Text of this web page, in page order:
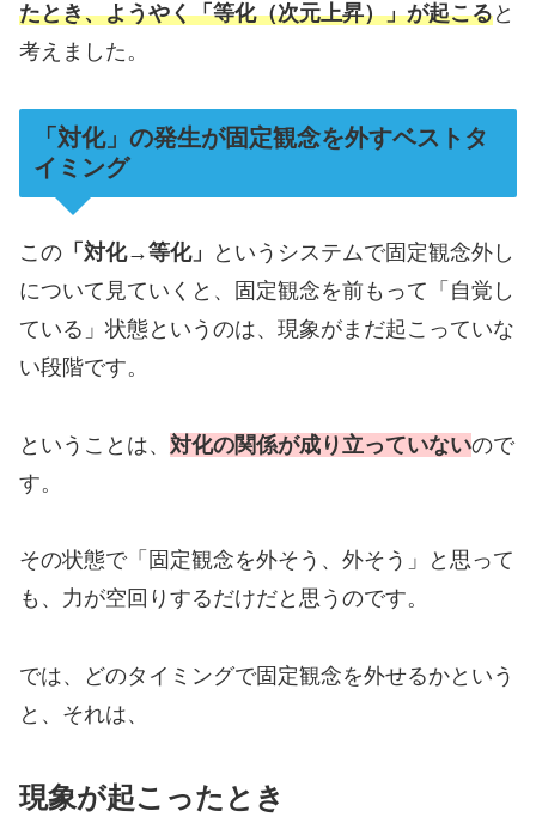
たとき、ようやく「等化（次元上昇）」が起こると
考えました。
「対化」の発生が固定観念を外すベストタ
イミング
この 「対化→等化」
というシステムで固定観念外し
について見ていくと、固定観念を前もって「自覚し
ている」状態というのは、現象がまだ起こっていな
い段階です。
ということは、 対化の関係が成り立っていないので
す。
その状態で「固定観念を外そう、外そう」と思って
も、力が空回りするだけだと思うのです。
では、どのタイミングで固定観念を外せるかという
と、それは、
現象が起こったとき